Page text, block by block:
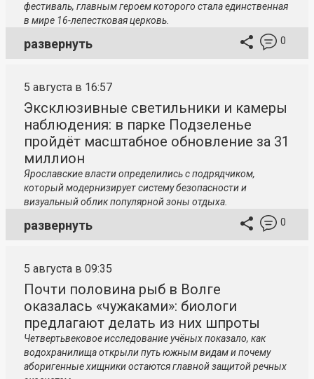
фестиваль, главным героем которого стала единственная
в мире 16-лепестковая церковь.
развернуть 0
5 августа в 16:57
Эксклюзивные светильники и камеры
наблюдения: в парке Подзеленье
пройдёт масштабное обновление за 31
миллион
Ярославские власти определились с подрядчиком,
который модернизирует систему безопасности и
визуальный облик популярной зоны отдыха.
развернуть 0
5 августа в 09:35
Почти половина рыб в Волге
оказалась «чужаками»: биологи
предлагают делать из них шпроты
Четвертьвековое исследование учёных показало, как
водохранилища открыли путь южным видам и почему
аборигенные хищники остаются главной защитой речных